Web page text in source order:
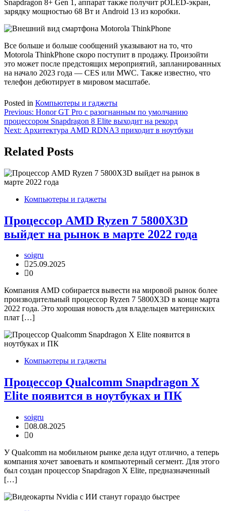
Snapdragon 8+ Gen 1, аппарат также получит pOLED-экран,
зарядку мощностью 68 Вт и Android 13 из коробки.
Все больше и больше сообщений указывают на то, что
Motorola ThinkPhone скоро поступит в продажу. Произойти
это может после предстоящих мероприятий, запланированных
на начало 2023 года — CES или MWC. Также известно, что
телефон дебютирует в мировом масштабе.
Posted in Компьютеры и гаджеты
Навигация
по
Previous: Honor GT Pro с разогнанным по умолчанию
процессором Snapdragon 8 Elite выходит на рекорд
Next: Архитектура AMD RDNA3 приходит в ноутбуки
Related Posts
Компьютеры и гаджеты
Процессор AMD Ryzen 7 5800X3D
выйдет на рынок в марте 2022 года
soigru
25.09.2025
0
Компания AMD собирается вывести на мировой рынок более
производительный процессор Ryzen 7 5800X3D в конце марта
2022 года. Это хорошая новость для владельцев материнских
плат […]
Компьютеры и гаджеты
Процессор Qualcomm Snapdragon X
Elite появится в ноутбуках и ПК
soigru
08.08.2025
0
У Qualcomm на мобильном рынке дела идут отлично, а теперь
компания хочет завоевать и компьютерный сегмент. Для этого
был создан процессор Snapdragon X Elite, предназначенный
[…]